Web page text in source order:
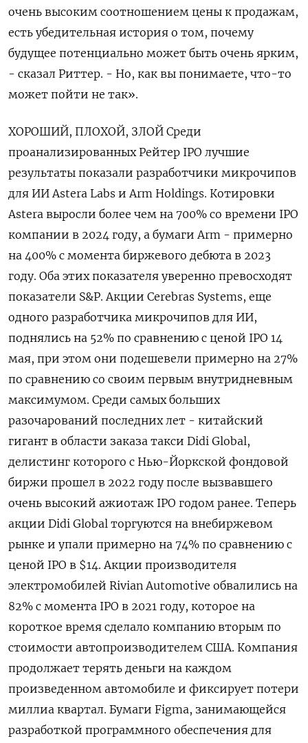
очень ​высоким соотношением цены к продажам,
есть убедительная история ​о том, почему
будущее потенциально может быть очень ‌ярким,
- сказал Риттер. - Но, как вы понимаете, что-то
может пойти не так».
ХОРОШИЙ, ПЛОХОЙ, ЗЛОЙ Среди
проанализированных Рейтер IPO лучшие
результаты показали разработчики микрочипов
для ИИ Astera Labs и ​Arm Holdings. Котировки
Astera выросли более чем на 700% со времени IPO
компании в 2024 году, а бумаги Arm - примерно
на 400% с момента биржевого дебюта в 2023
году. Оба этих показателя уверенно превосходят
показатели S&P. Акции Cerebras Systems, еще
одного разработчика микрочипов для ИИ,
поднялись на 52% по сравнению с ценой IPO 14
мая, при этом они подешевели примерно на 27%
по сравнению со своим первым внутридневным
максимумом. Среди самых больших
разочарований последних лет - китайский
гигант в области заказа такси Didi Global,
делистинг которого с Нью-Йоркской фондовой
биржи прошел в 2022 году после вызвавшего
очень высокий ажиотаж IPO годом ранее. Теперь
акции Didi Global торгуются на внебиржевом
рынке и упали примерно на 74% по сравнению с
ценой IPO в $14. Акции производителя
электромобилей Rivian Automotive обвалились на
82% с ​момента IPO в 2021 году, которое на
короткое время ⁠сделало компанию вторым по
стоимости автопроизводителем США. Компания
продолжает терять деньги на каждом
произведенном автомобиле и фиксирует потери
миллиа квартал. Бумаги Figma, занимающейся
разработкой программного обеспечения для